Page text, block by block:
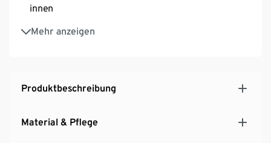
innen
Mehr anzeigen
Extraweicher, 3-fach verstellbarer Softseal®-
Häkchenverschluss
Produktbeschreibung
Material & Pflege